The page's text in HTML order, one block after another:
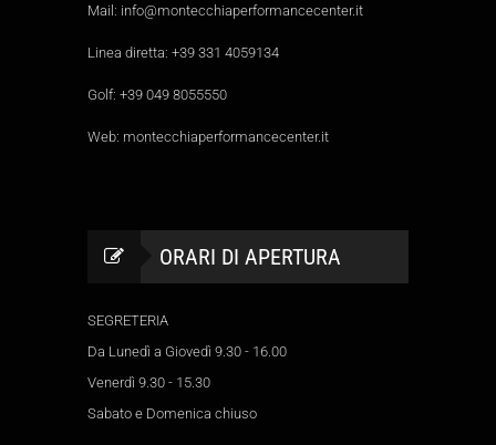
Mail: info@montecchiaperformancecenter.it
Linea diretta: +39 331 4059134
Golf: +39 049 8055550
Web: montecchiaperformancecenter.it
ORARI DI APERTURA
SEGRETERIA
Da Lunedì a Giovedì 9.30 - 16.00
Venerdì 9.30 - 15.30
Sabato e Domenica chiuso